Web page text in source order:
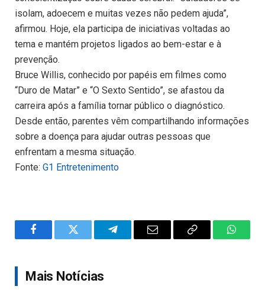
isolam, adoecem e muitas vezes não pedem ajuda”,
afirmou. Hoje, ela participa de iniciativas voltadas ao
tema e mantém projetos ligados ao bem-estar e à
prevenção.
Bruce Willis, conhecido por papéis em filmes como
“Duro de Matar” e “O Sexto Sentido”, se afastou da
carreira após a família tornar público o diagnóstico.
Desde então, parentes vêm compartilhando informações
sobre a doença para ajudar outras pessoas que
enfrentam a mesma situação.
Fonte: G1 Entretenimento
FacebookTwitter TelegramEmail
Copy
Mais Notícias